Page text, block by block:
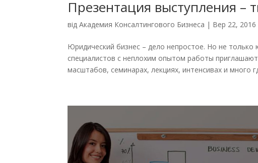
Презентация выступления –
відАкадемия Консалтингового Бизнеса | Вер 22, 2016
Юридический бизнес – дело непростое. Но не
специалистов с неплохим опытом работы
масштабов, семинарах, лекциях, интенсивах и много